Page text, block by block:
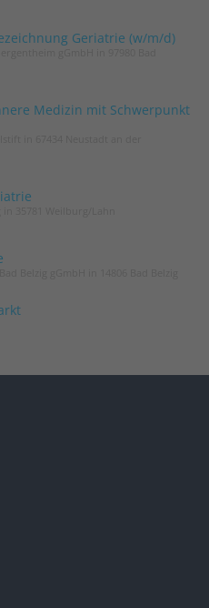
Geriatrie (w/m/d)
Medizin mit Schwerpunkt